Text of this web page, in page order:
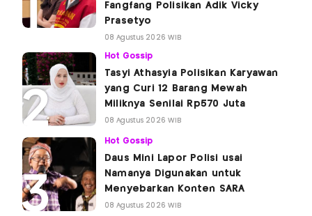
Fangfang Polisikan Adik Vicky
Prasetyo
08 Agustus 2026 WIB
Hot Gossip
Tasyi Athasyia Polisikan Karyawan
yang Curi 12 Barang Mewah
Miliknya Senilai Rp570 Juta
08 Agustus 2026 WIB
Hot Gossip
Daus Mini Lapor Polisi usai
Namanya Digunakan untuk
Menyebarkan Konten SARA
08 Agustus 2026 WIB